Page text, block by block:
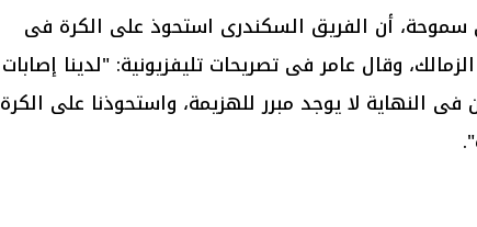
سموحة، أن الفريق السكندرى استحوذ على الكرة فى
وقال عامر فى تصريحات تليفزيونية: "لدينا إصابات
النهاية لا يوجد مبرر للهزيمة، واستحوذنا على الكرة